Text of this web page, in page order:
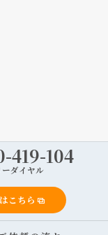
419-104
ーダイヤル
こちら